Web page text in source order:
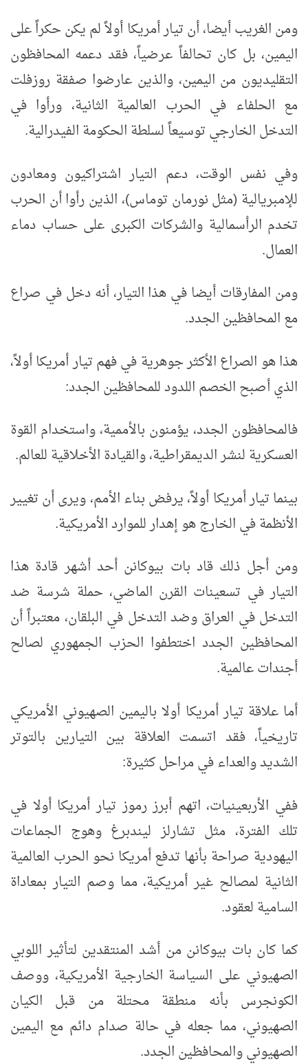
ومن الغريب أيضا، أن تيار أمريكا أولاً لم يكن حكراً على
اليمين، بل كان تحالفاً عرضياً، فقد دعمه المحافظون
التقليديون من اليمين، والذين عارضوا صفقة روزفلت
مع الحلفاء في الحرب العالمية الثانية، ورأوا في
التدخل الخارجي توسيعاً لسلطة الحكومة الفيدرالية.
وفي نفس الوقت، دعم التيار اشتراكيون ومعادون
للإمبريالية (مثل نورمان توماس)، الذين رأوا أن الحرب
تخدم الرأسمالية والشركات الكبرى على حساب دماء
العمال.
ومن المفارقات أيضا في هذا التيار، أنه دخل في صراع
مع المحافظين الجدد.
هذا هو الصراع الأكثر جوهرية في فهم تيار أمريكا أولاً،
الذي أصبح الخصم اللدود للمحافظين الجدد:
فالمحافظون الجدد، يؤمنون بالأممية، واستخدام القوة
العسكرية لنشر الديمقراطية، والقيادة الأخلاقية للعالم.
بينما تيار أمريكا أولاً، يرفض بناء الأمم، ويرى أن تغيير
الأنظمة في الخارج هو إهدار للموارد الأمريكية.
ومن أجل ذلك قاد بات بيوكانن أحد أشهر قادة هذا
التيار في تسعينات القرن الماضي، حملة شرسة ضد
التدخل في العراق وضد التدخل في البلقان، معتبراً أن
المحافظين الجدد اختطفوا الحزب الجمهوري لصالح
أجندات عالمية.
أما علاقة تيار أمريكا أولا باليمين الصهيوني الأمريكي
تاريخياً، فقد اتسمت العلاقة بين التيارين بالتوتر
الشديد والعداء في مراحل كثيرة:
ففي الأربعينيات، اتهم أبرز رموز تيار أمريكا أولا في
تلك الفترة، مثل تشارلز ليندبرغ وهوج الجماعات
اليهودية صراحة بأنها تدفع أمريكا نحو الحرب العالمية
الثانية لمصالح غير أمريكية، مما وصم التيار بمعاداة
السامية لعقود.
كما كان بات بيوكانن من أشد المنتقدين لتأثير اللوبي
الصهيوني على السياسة الخارجية الأمريكية، ووصف
الكونجرس بأنه منطقة محتلة من قبل الكيان
الصهيوني، مما جعله في حالة صدام دائم مع اليمين
الصهيوني والمحافظين الجدد.